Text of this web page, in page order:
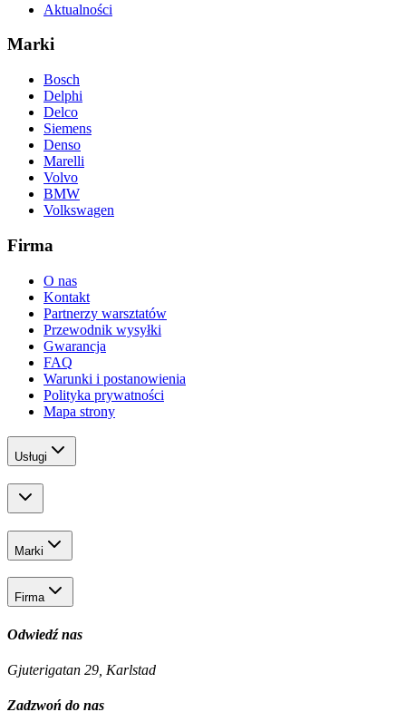
Aktualności
Marki
Bosch
Delphi
Delco
Siemens
Denso
Marelli
Volvo
BMW
Volkswagen
Firma
O nas
Kontakt
Partnerzy warsztatów
Przewodnik wysyłki
Gwarancja
FAQ
Warunki i postanowienia
Polityka prywatności
Mapa strony
Usługi
Marki
Firma
Odwiedź nas
Gjuterigatan 29, Karlstad
Zadzwoń do nas